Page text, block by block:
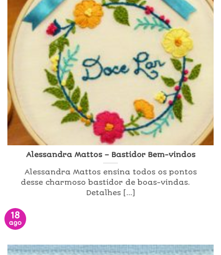
Alessandra Mattos – Bastidor Bem-vindos
Alessandra Mattos ensina todos os pontos
desse charmoso bastidor de boas-vindas.
Detalhes [...]
18
ago